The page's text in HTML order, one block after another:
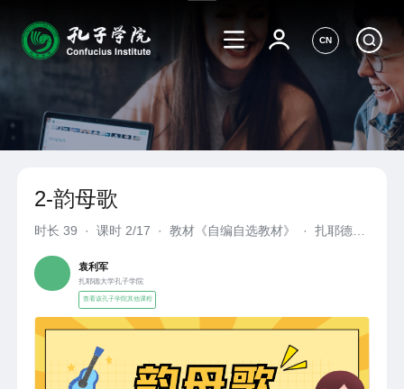
CN
2-韵母歌
时长39 · 课时 2/17 · 教材《自编自选教材》 ·
扎耶德大
袁利军
扎耶德大学孔子学院
查看该孔子学院其他课程